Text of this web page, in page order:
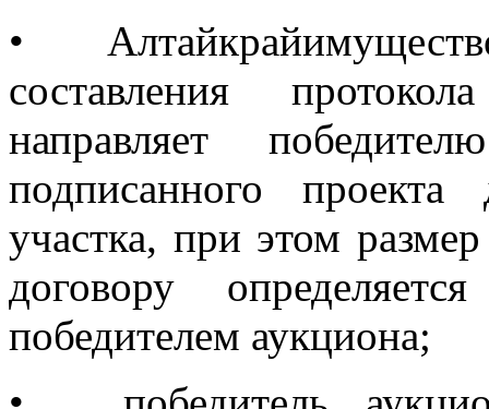
•
составления
направляет
подписанного проекта
участка, при этом
договору
победителем аукциона;